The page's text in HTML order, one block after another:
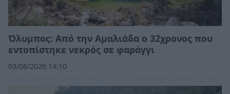
Όλυμπος: Από την Αμαλιάδα ο 32χρονος που
εντοπίστηκε νεκρός σε φαράγγι
03/08/2026 14:10